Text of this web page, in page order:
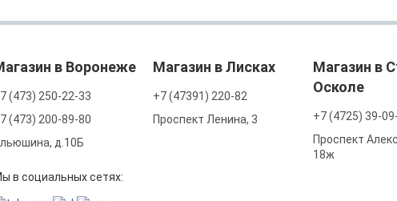
в Воронеже
(473) 250-22-33
(473) 200-89-80
д.10Б
в социальных сетях:
Магазин в Лисках
+7 (47391) 220-82
Проспект Ленина, 3
Магазин в
Осколе
+7 (4725) 39-
Проспект
18ж